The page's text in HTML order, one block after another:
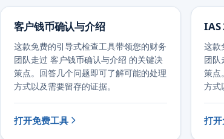
客户钱币确认与介绍
这款免费的引导式检查工具带领您的财务
团队走过 客户钱币确认与介绍 的关键决
策点。回答几个问题即可了解可能的处理
方式以及需要留存的证据。
打开免费工具
IAS
这款
团队
策点
方式
打